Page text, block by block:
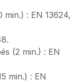
: EN 13624,
(2 min.) : EN
min.) : EN